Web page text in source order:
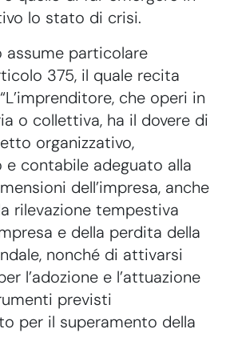
lo stato di crisi.
particolare
375, il quale recita
che operi in
o collettiva, ha il dovere di
organizzativo,
e contabile adeguato alla
dell’impresa, anche
rilevazione tempestiva
e della perdita della
nonché di attivarsi
l’adozione e l’attuazione
previsti
per il superamento della